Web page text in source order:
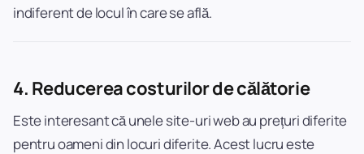
indiferent de locul în care se află.
4. Reducerea costurilor de călătorie
Este interesant că unele site-uri web au prețuri diferite
pentru oameni din locuri diferite. Acest lucru este